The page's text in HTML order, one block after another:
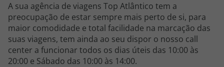
A sua agência de viagens Top Atlântico tem a
preocupação de estar sempre mais perto de si, para
maior comodidade e total facilidade na marcação das
suas viagens, tem ainda ao seu dispor o nosso call
center a funcionar todos os dias úteis das 10:00 às
20:00 e Sábado das 10:00 às 14:00.